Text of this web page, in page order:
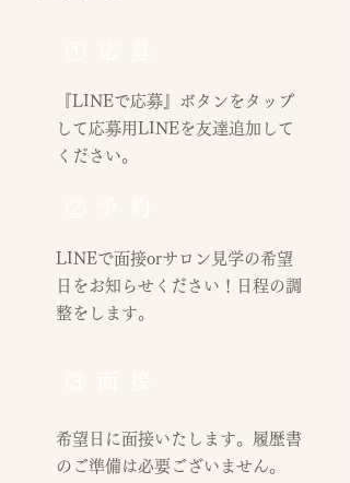
​『LINEで応募』ボタンをタップ
して応募用LINEを友達追加して
ください。
LINEで面接orサロン見学の希望
日をお知らせください！日程の調
整をします。
希望日に面接いたします。履歴書
のご準備は必要ございません。